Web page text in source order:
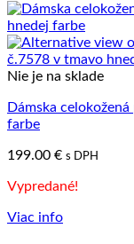
Nie je na sklade
Dámska
farbe
199.00 € s DPH
Vypredané!
Viac info